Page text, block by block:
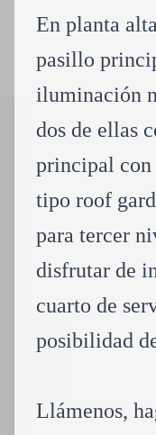
En planta
pasillo
iluminación
dos de ellas
principal con
tipo roof
para tercer
disfrutar de
cuarto de
posibilidad
Llámenos,